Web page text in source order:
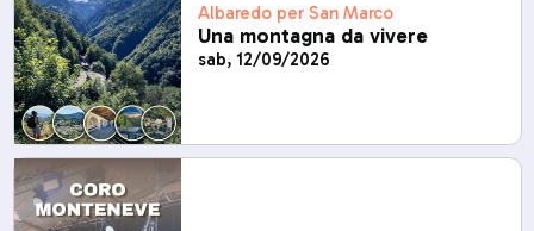
Albaredo per San Marco
Una montagna da vivere
sab, 12/09/2026